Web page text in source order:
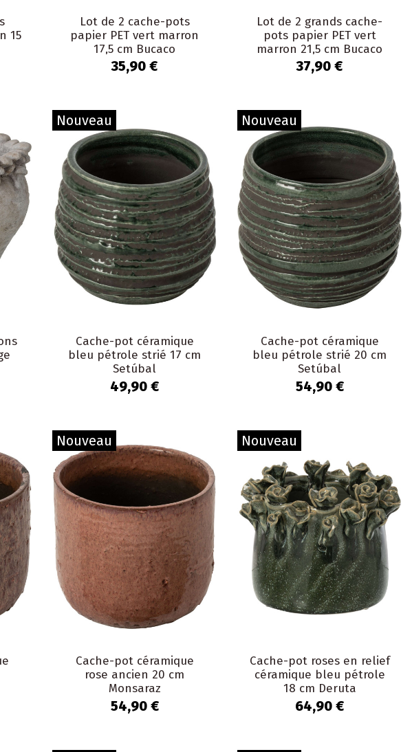
15
Lot de 2 cache-pots
papier PET vert marron
17,5 cm Bucaco
35,90 €
Lot de 2 grands cache-
pots papier PET vert
marron 21,5 cm Bucaco
37,90 €
Nouveau
Cache-pot céramique
bleu pétrole strié 17 cm
Setúbal
49,90 €
Nouveau
Cache-pot céramique
bleu pétrole strié 20 cm
Setúbal
54,90 €
Nouveau
Cache-pot céramique
rose ancien 20 cm
Monsaraz
54,90 €
Nouveau
Cache-pot roses en relief
céramique bleu pétrole
18 cm Deruta
64,90 €